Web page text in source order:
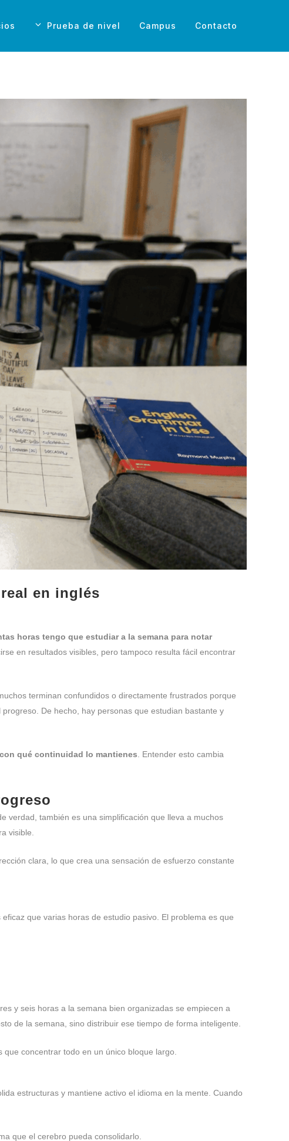
Prueba de nivel Campus Contacto
en inglés
horas tengo que estudiar a la semana para notar
en resultados visibles, pero tampoco resulta fácil encontrar
terminan confundidos o directamente frustrados porque
De hecho, hay personas que estudian bastante y
qué continuidad lo mantienes . Entender esto cambia
verdad, también es una simplificación que lleva a muchos
visible.
clara, lo que crea una sensación de esfuerzo constante
que varias horas de estudio pasivo. El problema es que
y seis horas a la semana bien organizadas se empiecen a
de la semana, sino distribuir ese tiempo de forma inteligente.
concentrar todo en un único bloque largo.
estructuras y mantiene activo el idioma en la mente. Cuando
que el cerebro pueda consolidarlo.